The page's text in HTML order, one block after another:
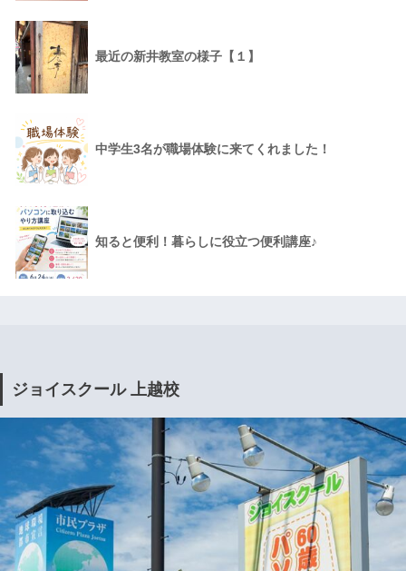
最近の新井教室の様子【１】
中学生3名が職場体験に来てくれました！
知ると便利！暮らしに役立つ便利講座♪
ジョイスクール 上越校